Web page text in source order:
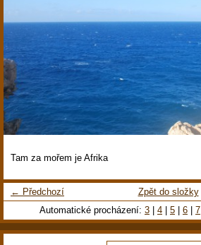
Tam za mořem je Afrika
← Předchozí
Zpět do složky
Automatické procházení: 3 4 5 6 7